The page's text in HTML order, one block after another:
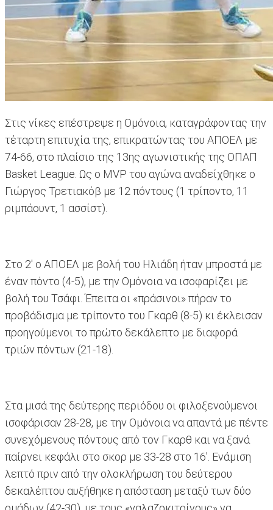
Στις νίκες επέστρεψε η Ομόνοια, καταγράφοντας την
τέταρτη επιτυχία της, επικρατώντας του ΑΠΟΕΛ με
74-66, στο πλαίσιο της 13ης αγωνιστικής της ΟΠΑΠ
Basket League. Ως ο ΜVP του αγώνα αναδείχθηκε ο
Γιώργος Τρετιακόβ με 12 πόντους (1 τρίποντο, 11
ριμπάουντ, 1 ασσίστ).
Στο 2' ο ΑΠΟΕΛ με βολή του Ηλιάδη ήταν μπροστά με
έναν πόντο (4-5), με την Ομόνοια να ισοφαρίζει με
βολή του Τσάφι. Έπειτα οι «πράσινοι» πήραν το
προβάδισμα με τρίποντο του Γκαρθ (8-5) κι έκλεισαν
προηγούμενοι το πρώτο δεκάλεπτο με διαφορά
τριών πόντων (21-18).
Στα μισά της δεύτερης περιόδου οι φιλοξενούμενοι
ισοφάρισαν 28-28, με την Ομόνοια να απαντά με πέντε
συνεχόμενους πόντους από τον Γκαρθ και να ξανά
παίρνει κεφάλι στο σκορ με 33-28 στο 16'. Ενάμιση
λεπτό πριν από την ολοκλήρωση του δεύτερου
δεκαλέπτου αυξήθηκε η απόσταση μεταξύ των δύο